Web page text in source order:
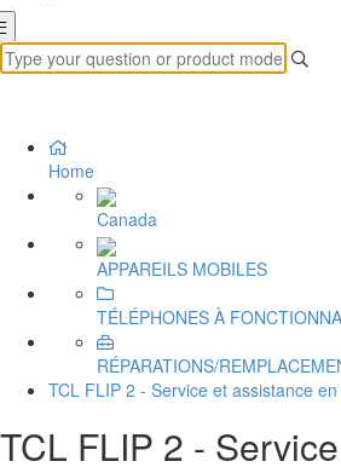
Home
Canada
APPAREILS MOBILES
TÉLÉPHONES À
RÉPARATIONS/
TCL FLIP 2 - Service et assistance
TCL FLIP 2 -